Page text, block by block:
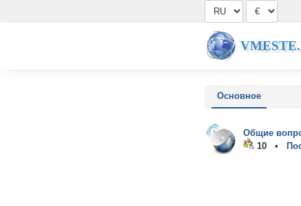
Основное
Общие
10 •